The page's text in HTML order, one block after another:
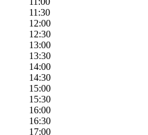
11:30
12:00
12:30
13:00
13:30
14:00
14:30
15:00
15:30
16:00
16:30
17:00